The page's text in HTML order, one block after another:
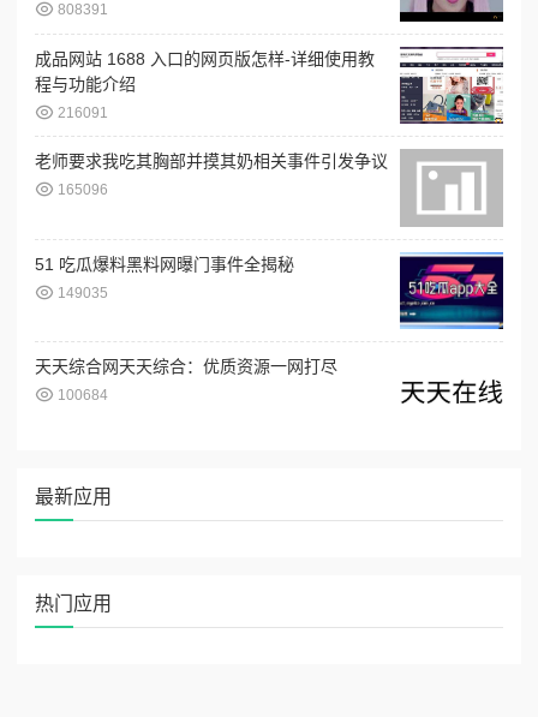
808391
成品网站 1688 入口的网页版怎样-详细使用教
程与功能介绍
216091
老师要求我吃其胸部并摸其奶相关事件引发争议
165096
51 吃瓜爆料黑料网曝门事件全揭秘
149035
天天综合网天天综合：优质资源一网打尽
100684
最新应用
热门应用